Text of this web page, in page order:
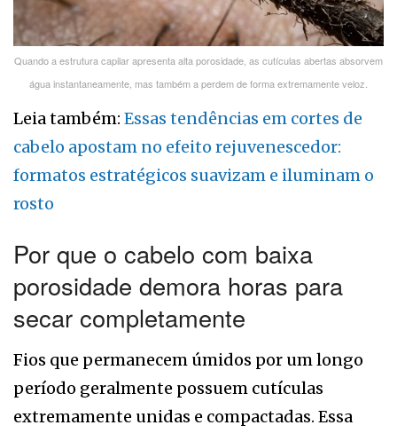
Quando a estrutura capilar apresenta alta porosidade, as cutículas abertas absorvem
água instantaneamente, mas também a perdem de forma extremamente veloz.
Leia também: Essas tendências em cortes de
cabelo apostam no efeito rejuvenescedor:
formatos estratégicos suavizam e iluminam o
rosto
Por que o cabelo com baixa
porosidade demora horas para
secar completamente
Fios que permanecem úmidos por um longo
período geralmente possuem cutículas
extremamente unidas e compactadas. Essa